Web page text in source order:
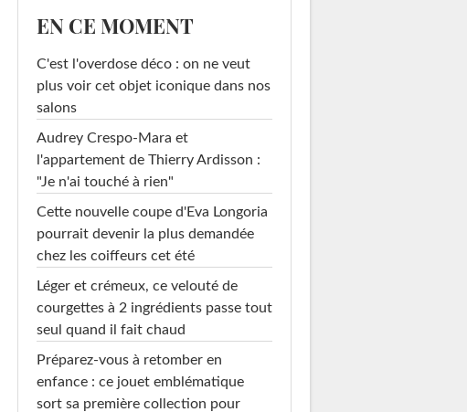
EN CE MOMENT
C'est l'overdose déco : on ne veut
plus voir cet objet iconique dans nos
salons
Audrey Crespo-Mara et
l'appartement de Thierry Ardisson :
"Je n'ai touché à rien"
Cette nouvelle coupe d'Eva Longoria
pourrait devenir la plus demandée
chez les coiffeurs cet été
Léger et crémeux, ce velouté de
courgettes à 2 ingrédients passe tout
seul quand il fait chaud
Préparez-vous à retomber en
enfance : ce jouet emblématique
sort sa première collection pour